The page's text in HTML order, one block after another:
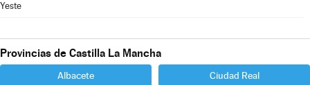
Yeste
Provincias de Castilla La Mancha
Albacete Ciudad Real